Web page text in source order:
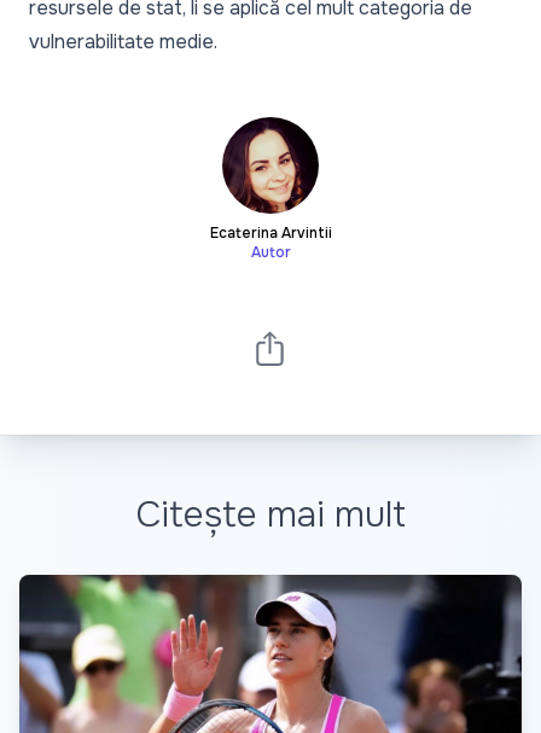
resursele de stat, li se aplică cel mult categoria de
vulnerabilitate medie.
Ecaterina Arvintii
Autor
Citește mai mult